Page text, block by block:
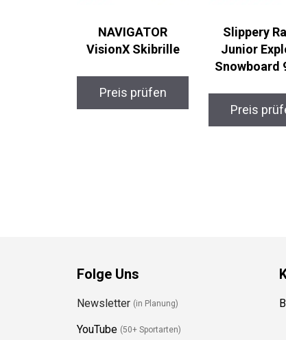
NAVIGATOR
VisionX Skibrille
Preis prüfen
Slippery
Junior
Snowboard
Preis
Folge Uns
Newsletter(in Planung)
YouTube (50+ Sportarten)